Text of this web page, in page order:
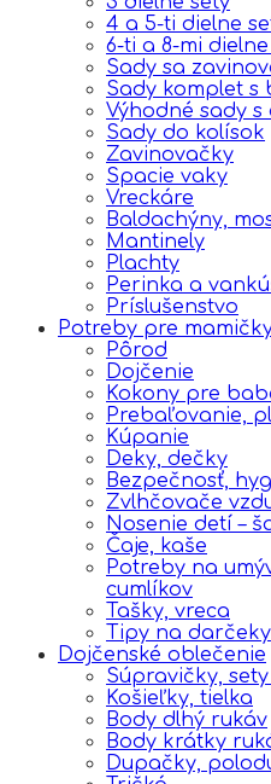
4 a 5-ti dielne
6-ti a 8-mi
Sady sa
Sady komplet s
Výhodné sady
Sady do kolísok
Zavinovačky
Spacie vaky
Vreckáre
Baldachýny,
Mantinely
Plachty
Perinka a
Príslušenstvo
Potreby pre
Pôrod
Dojčenie
Kokony pre
Prebaľovanie,
Kúpanie
Deky, dečky
Bezpečnosť,
Zvlhčovače
Nosenie detí –
Čaje, kaše
Potreby na
cumlíkov
Tašky, vreca
Tipy na darčeky
Dojčenské oblečenie
Súpravičky,
Košieľky, tielka
Body dlhý rukáv
Body krátky
Dupačky,